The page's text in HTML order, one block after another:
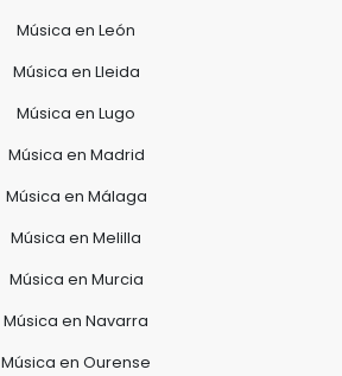
Música en León
Música en Lleida
Música en Lugo
Música en Madrid
Música en Málaga
Música en Melilla
Música en Murcia
Música en Navarra
Música en Ourense